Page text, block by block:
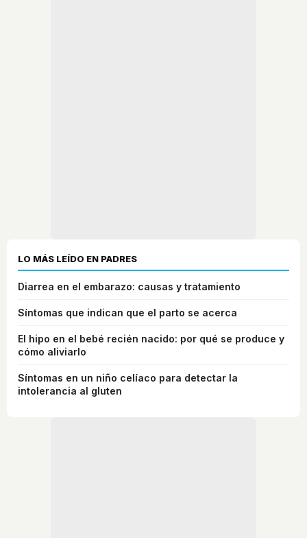
LO MÁS LEÍDO EN PADRES
Diarrea en el embarazo: causas y tratamiento
Síntomas que indican que el parto se acerca
El hipo en el bebé recién nacido: por qué se produce y
cómo aliviarlo
Síntomas en un niño celíaco para detectar la
intolerancia al gluten